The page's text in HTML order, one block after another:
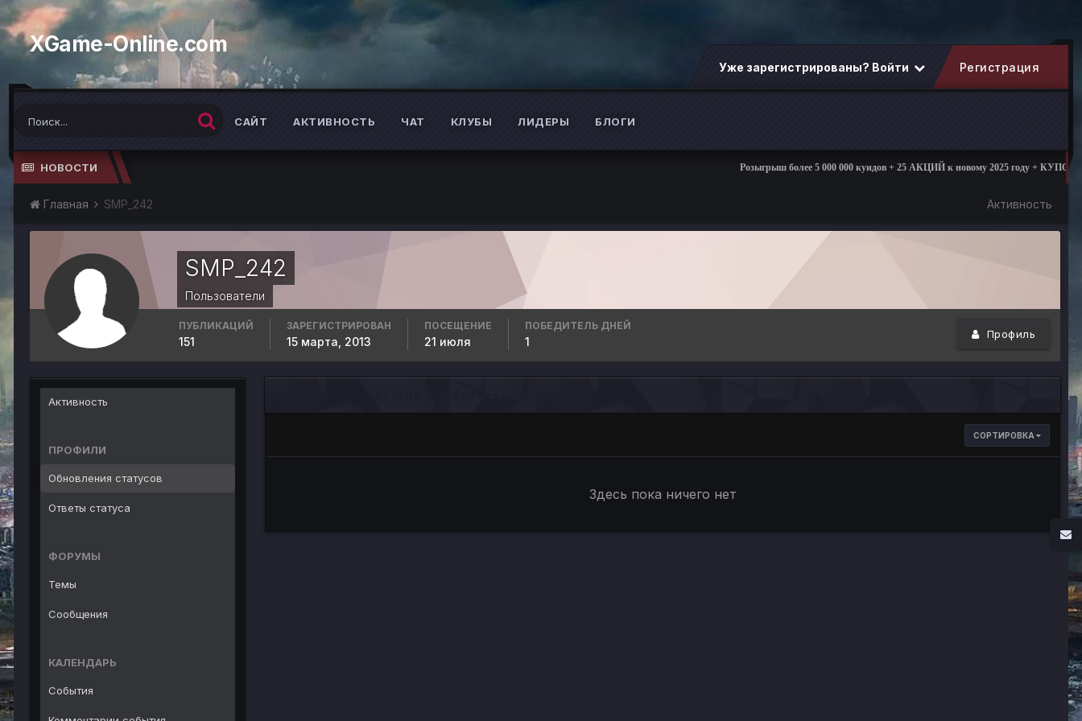
XGame-Online.com
Уже зарегистрированы? Войти Регистрация
САЙТ АКТИВНОСТЬ ЧАТ КЛУБЫ ЛИДЕРЫ БЛОГИ
НОВОСТИ Розыгрыш более 5 000 000 куидов + 25 АКЦИЙ к новому 2025 году + КУПОНЫ
Активность
Главная SMP_242
SMP_242
Пользователи
Профиль
ПУБЛИКАЦИЙ
151
ЗАРЕГИСТРИРОВАН
15 марта, 2013
ПОСЕЩЕНИЕ
21 июля
ПОБЕДИТЕЛЬ ДНЕЙ
1
Активность
ПРОФИЛИ
Обновления статусов
Ответы статуса
ФОРУМЫ
Темы
Сообщения
КАЛЕНДАРЬ
События
СОРТИРОВКА
Здесь пока ничего нет